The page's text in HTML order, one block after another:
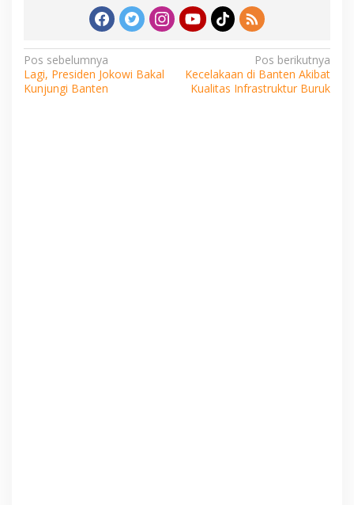
Navigasi
pos
Pos sebelumnya
Lagi, Presiden Jokowi Bakal
Kunjungi Banten
Pos berikutnya
Kecelakaan di Banten Akibat
Kualitas Infrastruktur Buruk